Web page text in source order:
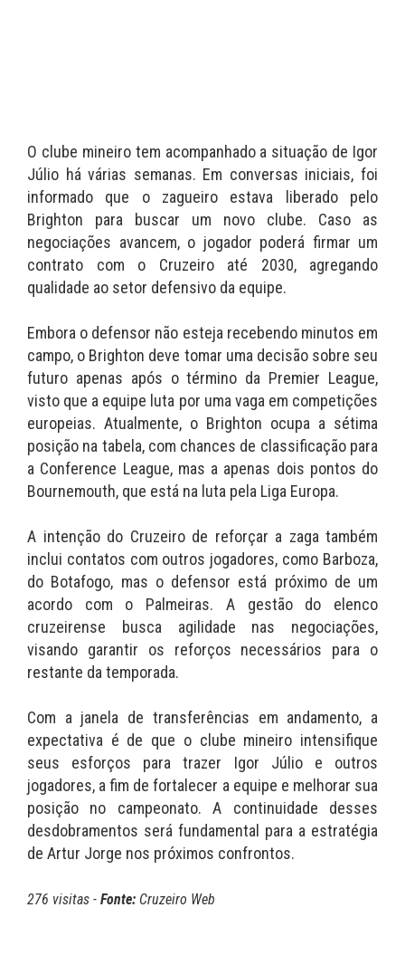
O clube mineiro tem acompanhado a situação de Igor
Júlio há várias semanas. Em conversas iniciais, foi
informado que o zagueiro estava liberado pelo
Brighton para buscar um novo clube. Caso as
negociações avancem, o jogador poderá firmar um
contrato com o Cruzeiro até 2030, agregando
qualidade ao setor defensivo da equipe.
Embora o defensor não esteja recebendo minutos em
campo, o Brighton deve tomar uma decisão sobre seu
futuro apenas após o término da Premier League,
visto que a equipe luta por uma vaga em competições
europeias. Atualmente, o Brighton ocupa a sétima
posição na tabela, com chances de classificação para
a Conference League, mas a apenas dois pontos do
Bournemouth, que está na luta pela Liga Europa.
A intenção do Cruzeiro de reforçar a zaga também
inclui contatos com outros jogadores, como Barboza,
do Botafogo, mas o defensor está próximo de um
acordo com o Palmeiras. A gestão do elenco
cruzeirense busca agilidade nas negociações,
visando garantir os reforços necessários para o
restante da temporada.
Com a janela de transferências em andamento, a
expectativa é de que o clube mineiro intensifique
seus esforços para trazer Igor Júlio e outros
jogadores, a fim de fortalecer a equipe e melhorar sua
posição no campeonato. A continuidade desses
desdobramentos será fundamental para a estratégia
de Artur Jorge nos próximos confrontos.
276 visitas - Fonte: Cruzeiro Web